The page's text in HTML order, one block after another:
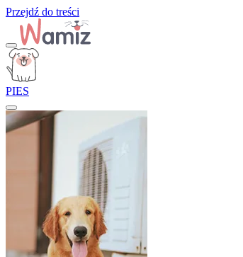
Przejdź do treści
PIES